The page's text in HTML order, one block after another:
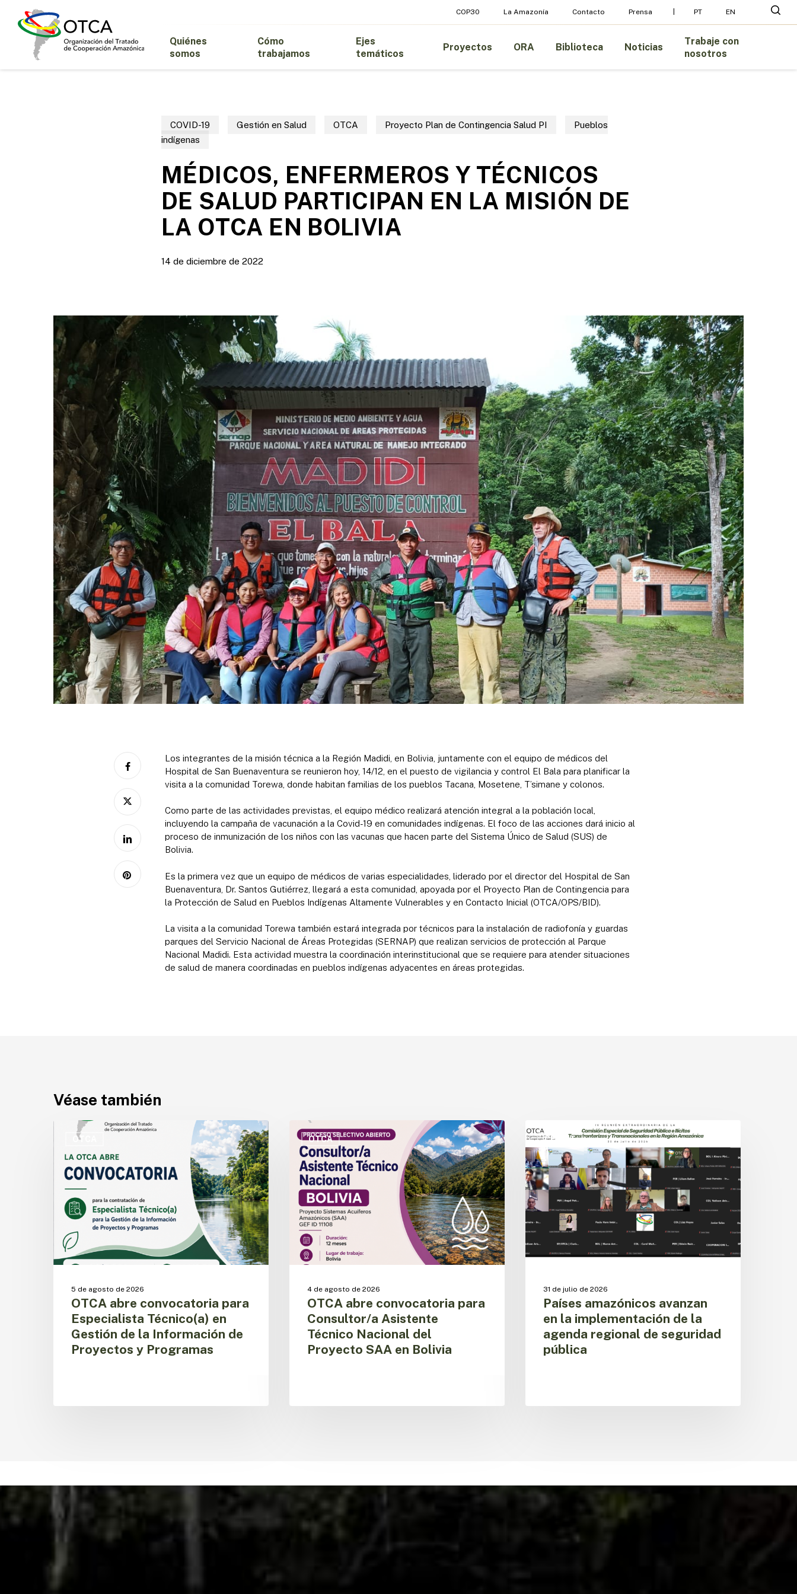
COP30 La Amazonía Contacto Prensa PT EN
Presione enter para buscar o ESC para cerrar
Quiénes
somos
Cómo
trabajamos
Ejes
temáticos
Proyectos ORA Biblioteca Noticias
Trabaje con
nosotros
COVID-19 Gestión en Salud OTCA Proyecto Plan de Contingencia Salud PI
Pueblos
indígenas
MÉDICOS, ENFERMEROS Y TÉCNICOS
DE SALUD PARTICIPAN EN LA MISIÓN DE
LA OTCA EN BOLIVIA
14 de diciembre de 2022
Los integrantes de la misión técnica a la Región Madidi, en Bolivia, juntamente con el equipo de médicos del
Hospital de San Buenaventura se reunieron hoy, 14/12, en el puesto de vigilancia y control El Bala para planificar la
visita a la comunidad Torewa, donde habitan familias de los pueblos Tacana, Mosetene, T’simane y colonos.
Como parte de las actividades previstas, el equipo médico realizará atención integral a la población local,
incluyendo la campaña de vacunación a la Covid-19 en comunidades indígenas. El foco de las acciones dará inicio al
proceso de inmunización de los niños con las vacunas que hacen parte del Sistema Único de Salud (SUS) de
Bolivia.
Es la primera vez que un equipo de médicos de varias especialidades, liderado por el director del Hospital de San
Buenaventura, Dr. Santos Gutiérrez, llegará a esta comunidad, apoyada por el Proyecto Plan de Contingencia para
la Protección de Salud en Pueblos Indígenas Altamente Vulnerables y en Contacto Inicial (OTCA/OPS/BID).
La visita a la comunidad Torewa también estará integrada por técnicos para la instalación de radiofonía y guardas
parques del Servicio Nacional de Áreas Protegidas (SERNAP) que realizan servicios de protección al Parque
Nacional Madidi. Esta actividad muestra la coordinación interinstitucional que se requiere para atender situaciones
de salud de manera coordinadas en pueblos indígenas adyacentes en áreas protegidas.
Véase también
OTCA
OTCA
convocatoria
para
Especialista
Técnico(a)
Gestión
Información
Programas
5 de agosto de 2026
OTCA abre convocatoria para
Especialista Técnico(a) en
Gestión de la Información de
Proyectos y Programas
OTCA
OTCA
abre
convocatoria
para
Consultor/a
Asistente
Técnico
Nacional
del
Proyecto
SAA
4 de agosto de 2026
OTCA abre convocatoria para
Consultor/a Asistente
Técnico Nacional del
Proyecto SAA en Bolivia
CESPIT
amazónicos
avanzan
en
la
implementación
de
agenda
regional
de
31 de julio de 2026
Países amazónicos avanzan
en la implementación de la
agenda regional de seguridad
pública
Menu